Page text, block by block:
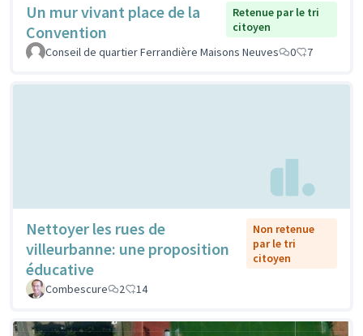
Un mur vivant place de la
Convention
Retenue par le tri
citoyen
Conseil de quartier Ferrandière Maisons Neuves
0 7
Nettoyer les rues de
villeurbanne: une proposition
éducative
Non retenue
par le tri
citoyen
Combescure 2 14